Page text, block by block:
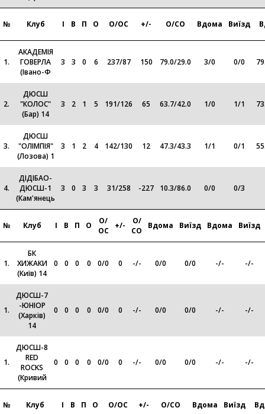
№ Клуб І В П О О/ОС +/- О/СО Вдома Виїзд
1.
АКАДЕМІЯ
ГОВЕРЛА
(Івано-Ф
3 3 0 6 237/87 150 79.0/29.0 3/0 0/0
2.
ДЮСШ
"КОЛОС"
(Бар) 14
3 2 1 5 191/126 65 63.7/42.0 1/0 1/1
3.
ДЮСШ
"ОЛІМПІЯ"
(Лозова) 1
3 1 2 4 142/130 12 47.3/43.3 1/1 0/1
4.
ДІДІБАО-
ДЮСШ-1
(Кам'янець
3 0 3 3 31/258 -227 10.3/86.0 0/0 0/3
№ Клуб І В П О
О/
ОС
+/-
О/
СО
Вдома Виїзд Вдома Виїзд
1.
БК
ХИЖАКИ
(Київ) 14
0 0 0 0 0/0 0 -/- 0/0 0/0 -/- -/-
1.
ДЮСШ-7
-ЮНІОР
(Харків)
14
0 0 0 0 0/0 0 -/- 0/0 0/0 -/- -/-
1.
ДЮСШ-8
RED
ROCKS
(Кривий
0 0 0 0 0/0 0 -/- 0/0 0/0 -/- -/-
№ Клуб І В П О О/ОС +/- О/СО Вдома Виїзд